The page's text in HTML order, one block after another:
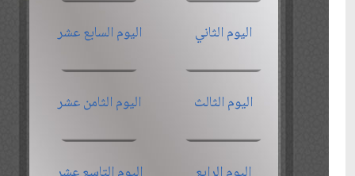
اليوم الثاني اليوم السابع عشر
اليوم الثالث اليوم الثامن عشر